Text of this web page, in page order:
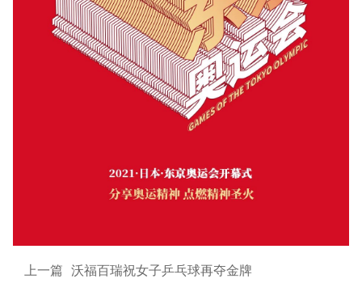
上一篇 沃福百瑞祝女子乒乓球再夺金牌